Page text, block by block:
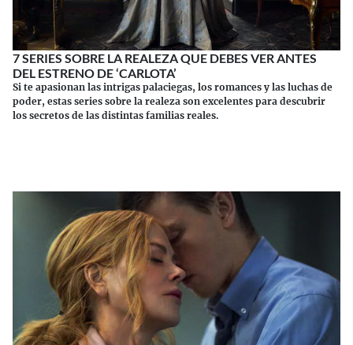
7 SERIES SOBRE LA REALEZA QUE DEBES VER ANTES
DEL ESTRENO DE ‘CARLOTA’
Si te apasionan las intrigas palaciegas, los romances y las luchas de
poder, estas series sobre la realeza son excelentes para descubrir
los secretos de las distintas familias reales.